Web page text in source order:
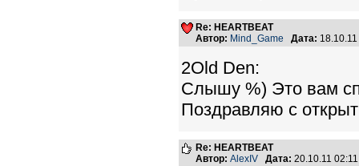
Re: HEARTBEAT
Автор: Mind_Game Дата:
2Old Den:
Слышу %) Это вам
Поздравляю с
Re: HEARTBEAT
Автор: AlexIV Дата: 20.10.11